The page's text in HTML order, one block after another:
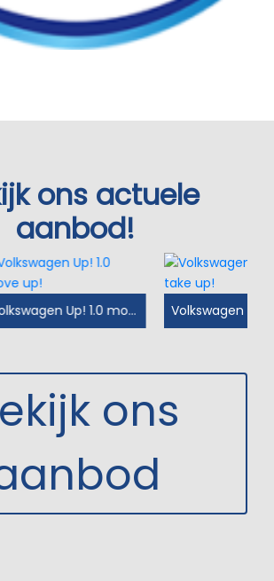
ons actuele
aanbod!
Volkswagen Up! 1.0 move up!
ons